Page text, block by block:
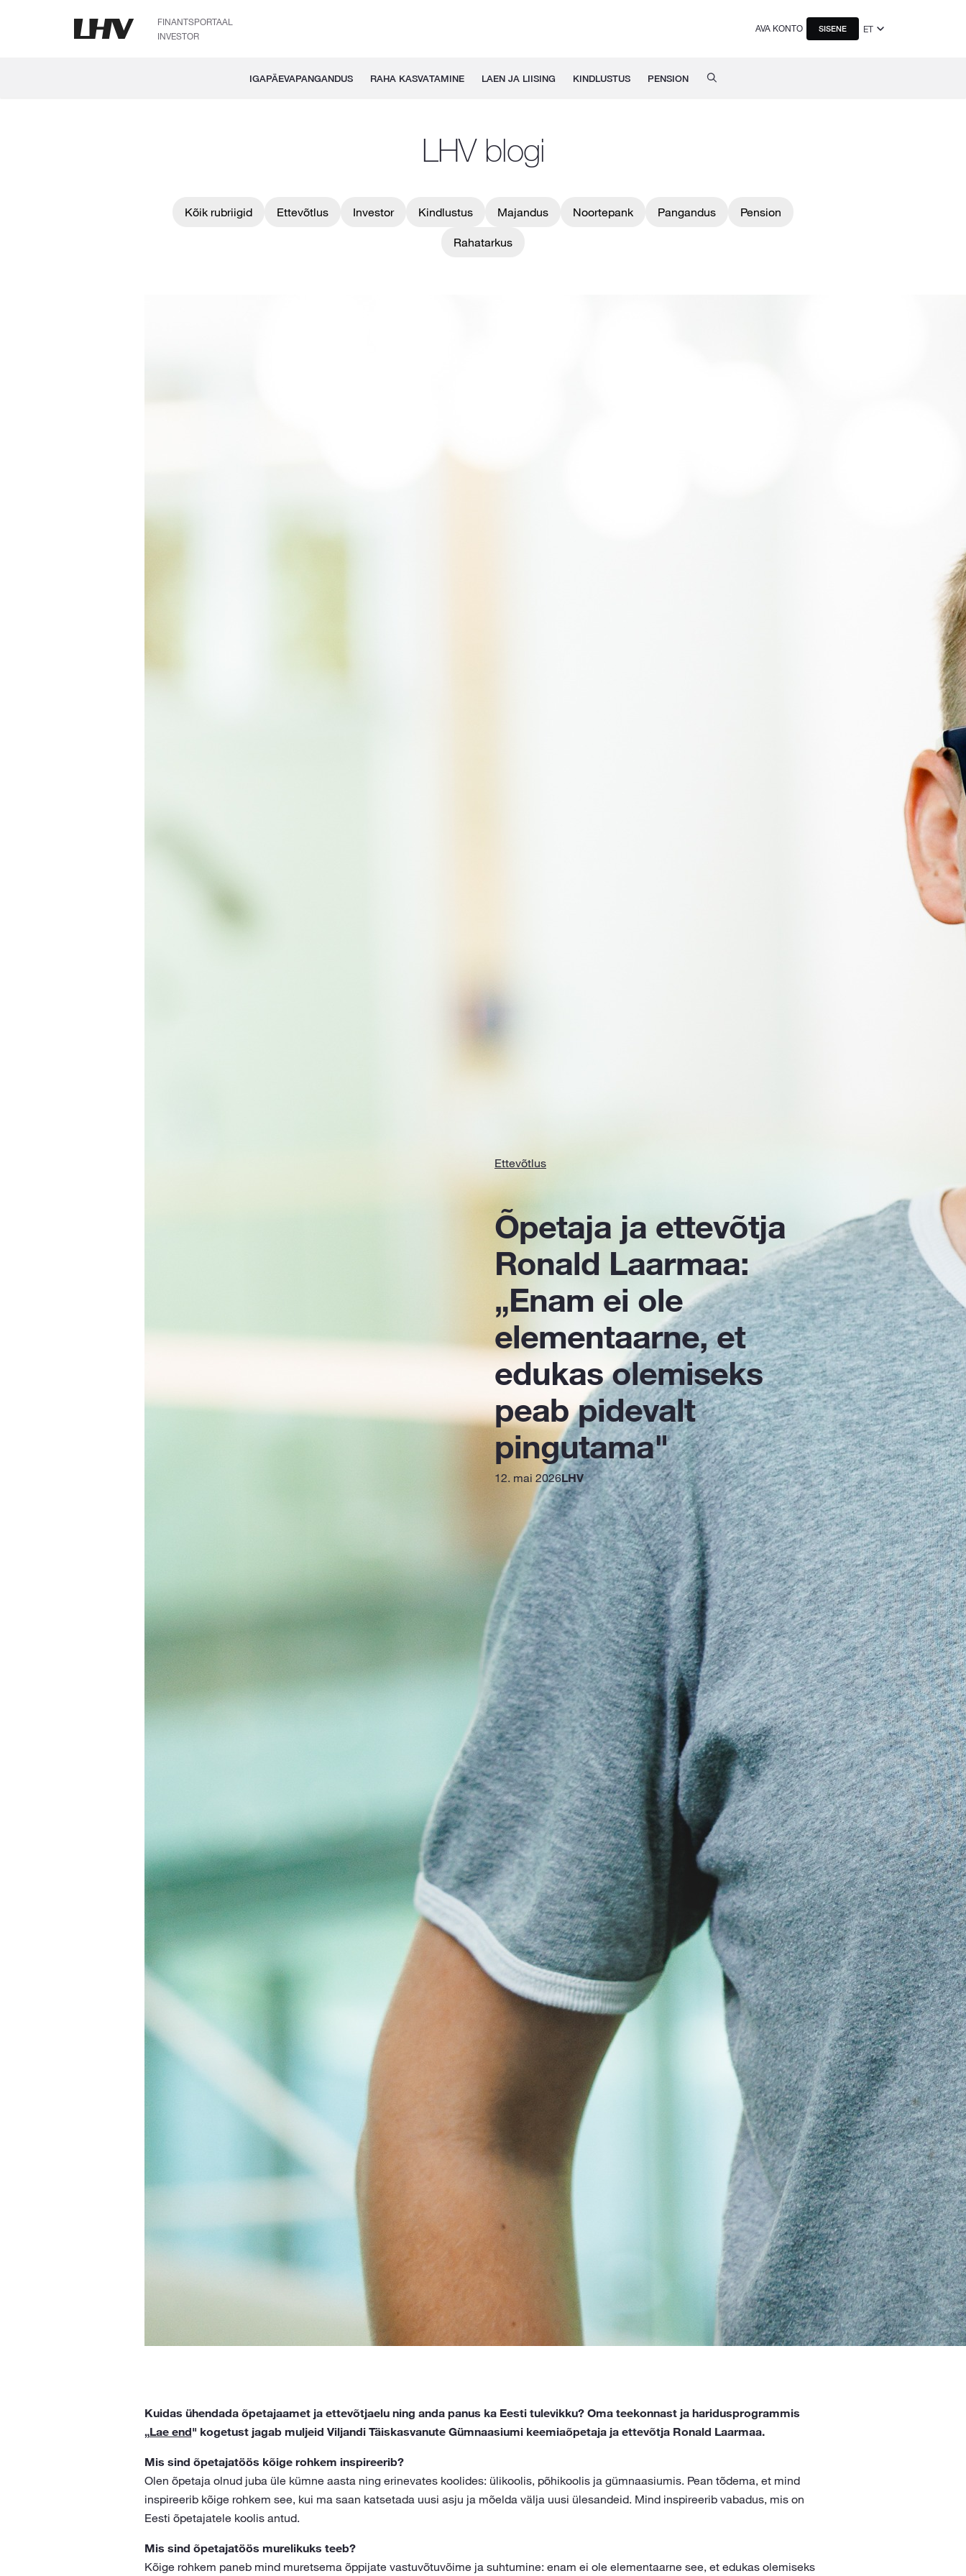
FINANTSPORTAAL
INVESTOR
AVA KONTO SISENE ET
IGAPÄEVAPANGANDUS RAHA KASVATAMINE LAEN JA LIISING KINDLUSTUS PENSION
LHV blogi
Kõik rubriigid Ettevõtlus Investor Kindlustus Majandus Noortepank Pangandus Pension
Rahatarkus
Ettevõtlus
Õpetaja ja ettevõtja
Ronald Laarmaa:
„Enam ei ole
elementaarne, et
edukas olemiseks
peab pidevalt
pingutama"
12. mai 2026LHV
Kuidas ühendada õpetajaamet ja ettevõtjaelu ning anda panus ka Eesti tulevikku? Oma teekonnast ja haridusprogrammis
„Lae end" kogetust jagab muljeid Viljandi Täiskasvanute Gümnaasiumi keemiaõpetaja ja ettevõtja Ronald Laarmaa.
Mis sind õpetajatöös kõige rohkem inspireerib?
Olen õpetaja olnud juba üle kümne aasta ning erinevates koolides: ülikoolis, põhikoolis ja gümnaasiumis. Pean tõdema, et mind
inspireerib kõige rohkem see, kui ma saan katsetada uusi asju ja mõelda välja uusi ülesandeid. Mind inspireerib vabadus, mis on
Eesti õpetajatele koolis antud.
Mis sind õpetajatöös murelikuks teeb?
Kõige rohkem paneb mind muretsema õppijate vastuvõtuvõime ja suhtumine: enam ei ole elementaarne see, et edukas olemiseks